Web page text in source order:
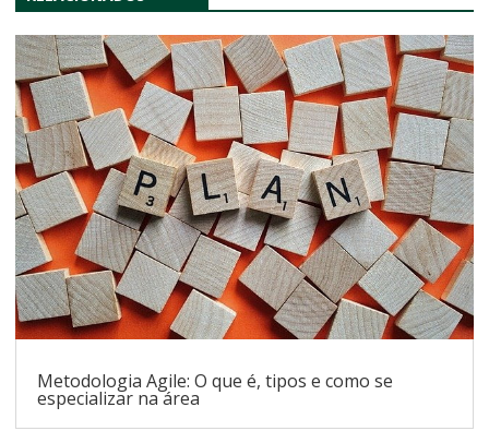
Metodologia Agile: O que é, tipos e como se
especializar na área